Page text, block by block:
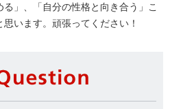
る」、「自分の性格と向き合う」こ
います。頑張ってください！